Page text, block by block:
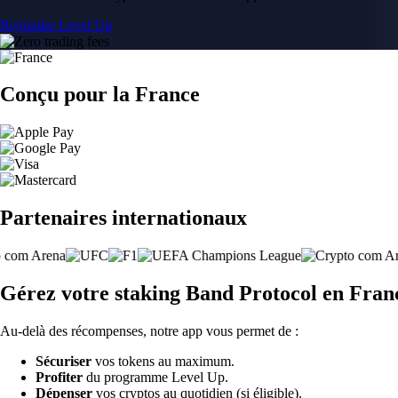
Rejoindre Level Up
Conçu pour la France
Partenaires internationaux
Gérez votre staking Band Protocol en
Au-delà des récompenses, notre app vous permet de :
Sécuriser vos tokens au maximum.
Profiter du programme Level Up.
Dépenser vos cryptos au quotidien (si éligible).